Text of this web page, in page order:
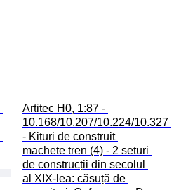
Artitec H0, 1:87 -
10.168/10.207/10.224/10.327
- Kituri de construit
machete tren (4) - 2 seturi
de construcții din secolul
al XIX-lea: căsuță de